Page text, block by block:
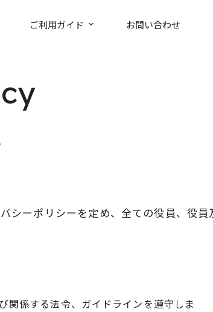
ご利用ガイド お問い合わせ
シーポリシーを定め、全ての役員、役員
関係する法令、ガイドラインを遵守しま